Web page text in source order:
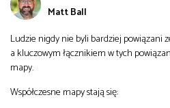
od
do
Infrastruktura i
Matt Ball
Ludzie nigdy nie byli bardziej powiązani
a kluczowym łącznikiem w tych
mapy.
Współczesne mapy stają się: